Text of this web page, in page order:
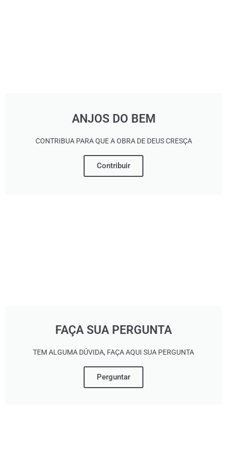
ANJOS DO BEM
CONTRIBUA PARA QUE A OBRA DE DEUS CRESÇA
Contribuir
FAÇA SUA PERGUNTA
TEM ALGUMA DÚVIDA, FAÇA AQUI SUA PERGUNTA
Perguntar